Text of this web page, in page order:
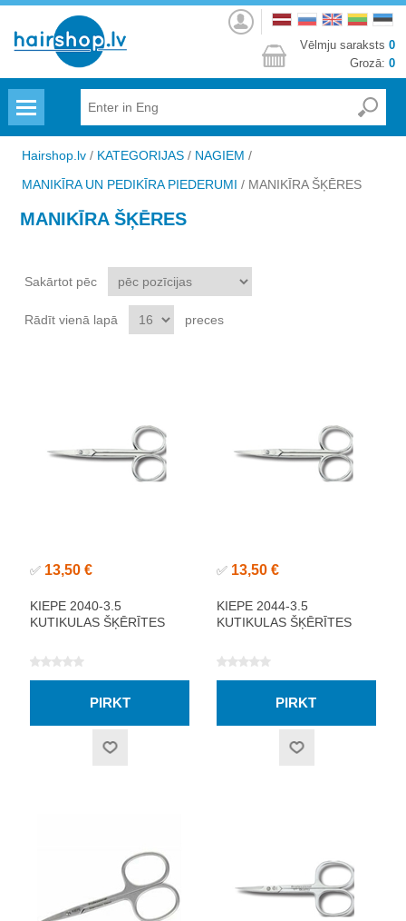
Autorizēties
Vēlmju saraksts 0
Grozā: 0
Hairshop.lv / KATEGORIJAS / NAGIEM /
MANIKĪRA UN PEDIKĪRA PIEDERUMI / MANIKĪRA ŠĶĒRES
MANIKĪRA ŠĶĒRES
Sakārtot pēc
Rādīt vienā lapā preces
✅ 13,50 €
KIEPE 2040-3.5
KUTIKULAS ŠĶĒRĪTES
✅ 13,50 €
KIEPE 2044-3.5
KUTIKULAS ŠĶĒRĪTES